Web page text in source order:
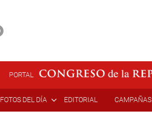
PORTAL
FOTOS DEL DÍA EDITORIAL CAMPAÑAS